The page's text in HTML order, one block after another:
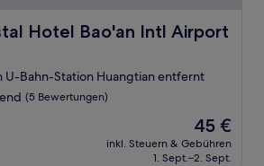
Hotel Bao'an Intl Airport
Bao'an Intl Airport
U-Bahn-Station Huangtian entfernt
(5 Bewertungen)
Der
Preis
beträgt
45 €
inkl. Steuern & Gebühren
1. Sept.–2. Sept.